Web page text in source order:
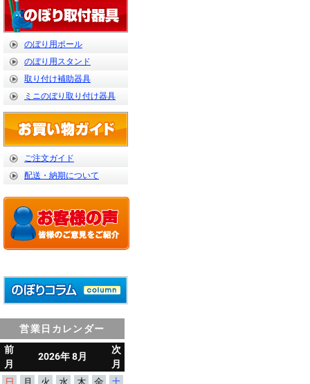
のぼり用ポール
のぼり用スタンド
取り付け補助器具
ミニのぼり取り付け器具
ご注文ガイド
配送・納期について
営業日カレンダー